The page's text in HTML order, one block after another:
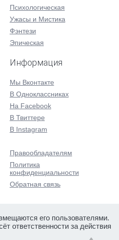
Психологическая
Ужасы и Мистика
Фэнтези
Эпическая
Информация
Мы Вконтакте
В Одноклассниках
На Facebook
В Твиттере
В Instagram
Правообладателям
Политика
конфиденциальности
Обратная связь
его пользователями.
ответственности за действия